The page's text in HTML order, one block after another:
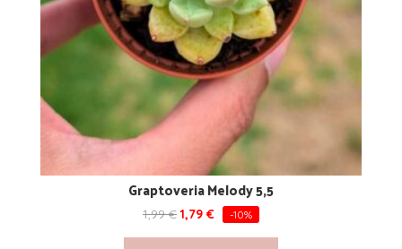
Graptoveria Melody 5,5
1,99€ 1,79 € -10%